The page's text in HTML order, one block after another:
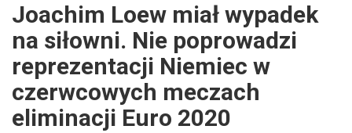
Joachim Loew miał wypadek
na siłowni. Nie poprowadzi
reprezentacji Niemiec w
czerwcowych meczach
eliminacji Euro 2020